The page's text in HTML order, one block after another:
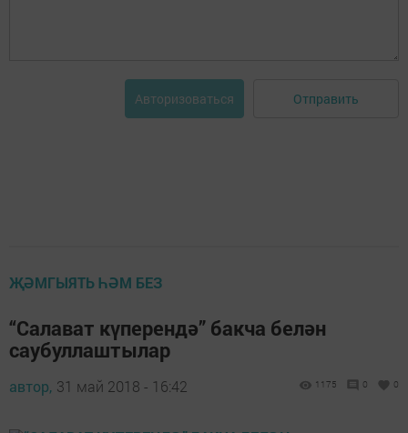
Авторизоваться Отправить
ҖӘМГЫЯТЬ ҺӘМ БЕЗ
“Салават күперендә” бакча белән
саубуллаштылар
автор, 31 май 2018 - 16:42 1175 0 0